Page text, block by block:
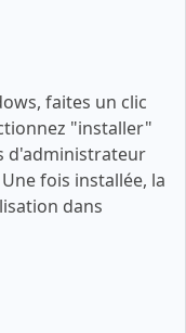
faites un clic
"installer"
d'administrateur
fois installée, la
dans